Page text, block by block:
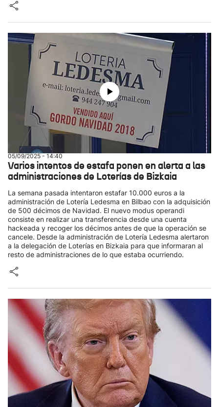
05/09/2025 - 14:40
Varios intentos de estafa ponen en alerta a las
administraciones de Loterías de Bizkaia
La semana pasada intentaron estafar 10.000 euros a la
administración de Lotería Ledesma en Bilbao con la adquisición
de 500 décimos de Navidad. El nuevo modus operandi
consiste en realizar una transferencia desde una cuenta
hackeada y recoger los décimos antes de que la operación se
cancele. Desde la administración de Lotería Ledesma alertaron
a la delegación de Loterías en Bizkaia para que informaran al
resto de administraciones de lo que estaba ocurriendo.